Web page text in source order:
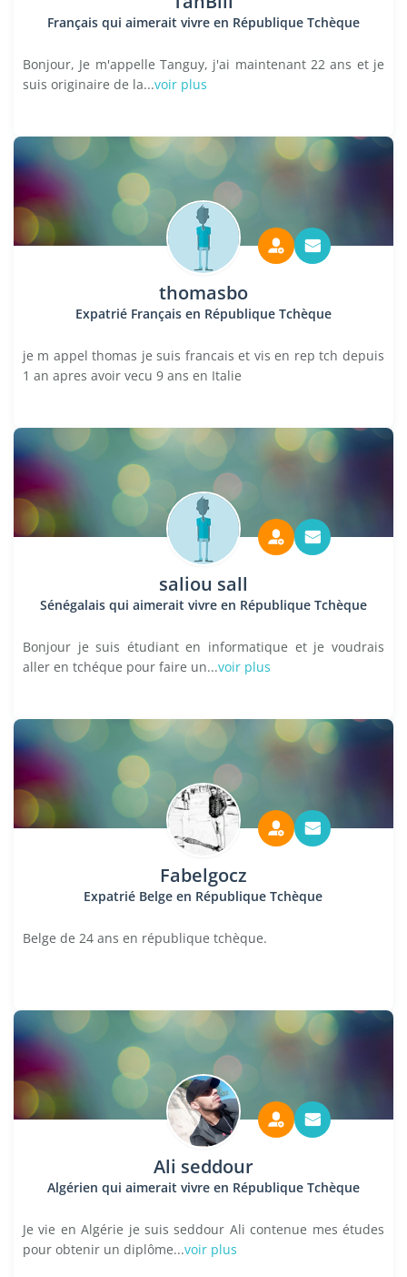
Français qui aimerait vivre en République Tchèque
Bonjour, Je m'appelle Tanguy, j'ai maintenant 22 ans et je
suis originaire de la...voir plus
thomasbo
Expatrié Français en République Tchèque
je m appel thomas je suis francais et vis en rep tch depuis
1 an apres avoir vecu 9 ans en Italie
saliou sall
Sénégalais qui aimerait vivre en République Tchèque
Bonjour je suis étudiant en informatique et je voudrais
aller en tchéque pour faire un...voir plus
Fabelgocz
Expatrié Belge en République Tchèque
Belge de 24 ans en république tchèque.
Ali seddour
Algérien qui aimerait vivre en République Tchèque
Je vie en Algérie je suis seddour Ali contenue mes études
pour obtenir un diplôme...voir plus